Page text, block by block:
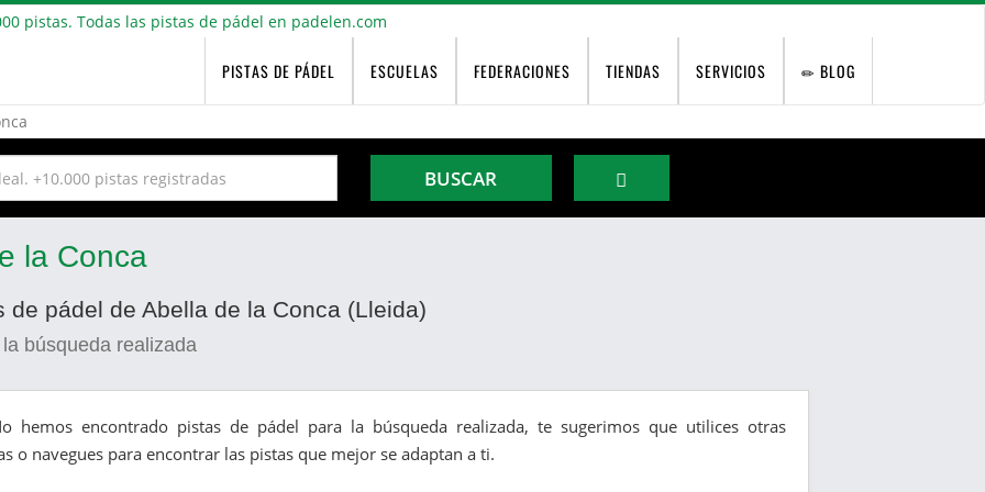
PISTAS DE PÁDEL ESCUELAS FEDERACIONES TIENDAS SERVICIOS BLOG
BUSCAR
la Conca
pádel de Abella de la Conca (Lleida)
búsqueda realizada
hemos encontrado pistas de pádel para la búsqueda realizada, te sugerimos que utilices otras
o navegues para encontrar las pistas que mejor se adaptan a ti.